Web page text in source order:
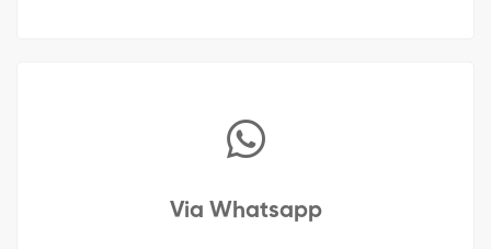
Via Whatsapp